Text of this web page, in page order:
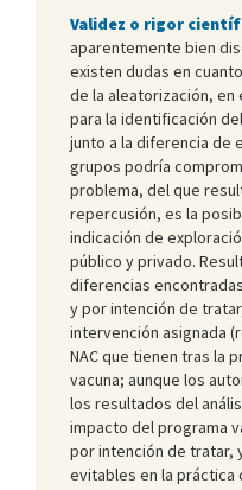
Validez o rigor
aparentemente bien
existen dudas en
de la aleatorización, en
para la identificación
junto a la diferencia de
grupos podría
problema, del que
repercusión, es la
indicación de
público y privado.
diferencias
y por intención de
intervención asignada
NAC que tienen tras la
vacuna; aunque los
los resultados del
impacto del programa
por intención de tratar,
evitables en la práctica